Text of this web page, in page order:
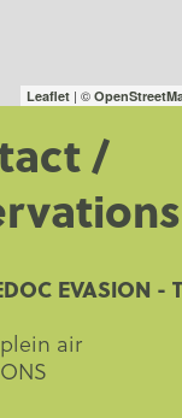
Leaflet | ©
/
EVASION -
air